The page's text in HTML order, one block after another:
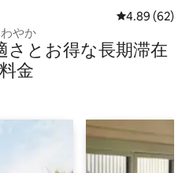
レビュー62
4.89 (62)
やか
さ⁠とお⁠得⁠な長⁠期⁠滞⁠在
料⁠金